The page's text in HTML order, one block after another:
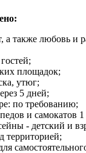
а также любовь и
площадок;
утюг;
5 дней;
по требованию;
и самокатов 1
- детский и
территорией;